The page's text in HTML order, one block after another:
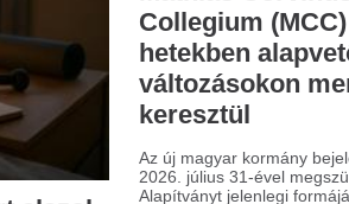
Minden, amit a
konténertárolásról tudni
kell
A modern logisztikában a konténerek
szállításában és raktározásában. Nem
meglepő hát, ha számos vállalat keres
megbízható megoldásokat arra, hogy hol és